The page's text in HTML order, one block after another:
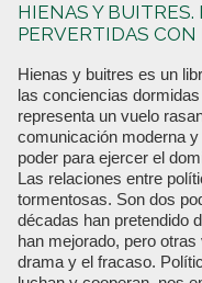
HIENAS Y BUITRES.
PERVERTIDAS CON
Hienas y buitres es un
las conciencias
representa un vuelo
comunicación moderna
poder para ejercer el
Las relaciones entre
tormentosas. Son dos
décadas han pretendido
han mejorado, pero
drama y el fracaso.